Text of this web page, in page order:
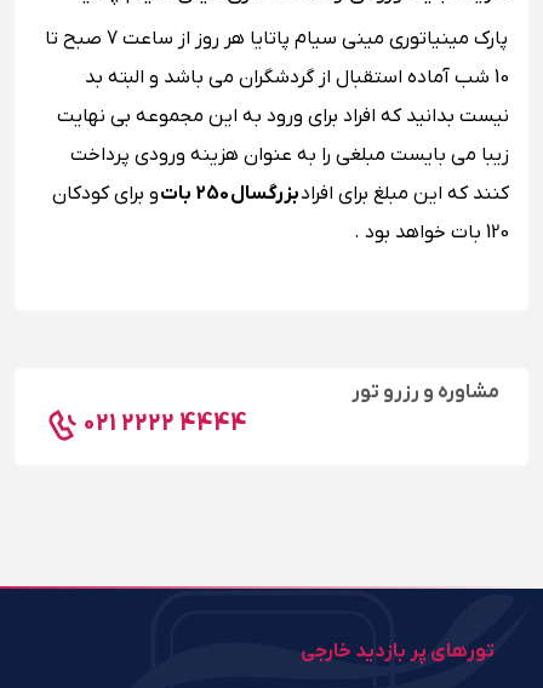
پارک مینیاتوری مینی سیام پاتایا هر روز از ساعت 7 صبح تا
10 شب آماده استقبال از گردشگران می باشد و البته بد
نیست بدانید که افراد برای ورود به این مجموعه بی نهایت
زیبا می بایست مبلغی را به عنوان هزینه ورودی پرداخت
کنند که این مبلغ برای افرادبزرگسال 250 بات
و برای کودکان
120 بات خواهد بود .
مشاوره و رزرو تور
021 2222 4444
تورهای پر بازدید خارجی